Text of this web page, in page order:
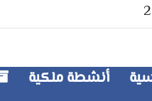
أنشطة ملكية